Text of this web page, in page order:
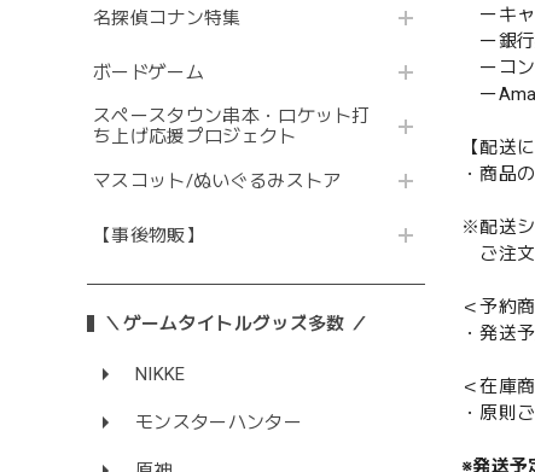
名探偵コナン特集
ボードゲーム
スペースタウン串本・ロケット打
ち上げ応援プロジェクト
マスコット/ぬいぐるみストア
【事後物販】
＼ゲームタイトルグッズ多数 ／
NIKKE
モンスターハンター
ーキ
ー銀
ーコン
ー
【配送
・商品
※配送シ
ご注文
＜予約
・発送
＜在庫
・原則
※発送予